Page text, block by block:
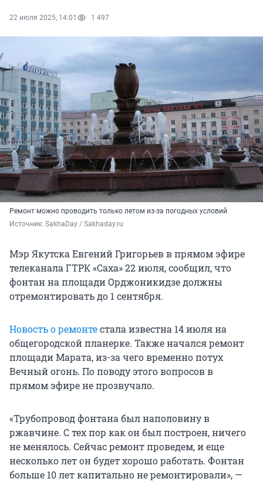
22 июля 2025, 14:01 1 497
Ремонт можно проводить только летом из-за погодных условий
Источник: SakhaDay / Sakhaday.ru
Мэр Якутска Евгений Григорьев в прямом эфире
телеканала ГТРК «Саха» 22 июля, сообщил, что
фонтан на площади Орджоникидзе должны
отремонтировать до 1 сентября.
Новость о ремонтестала известна 14 июля на
общегородской планерке. Также начался ремонт
площади Марата, из-за чего временно потух
Вечный огонь. По поводу этого вопросов в
прямом эфире не прозвучало.
«Трубопровод фонтана был наполовину в
ржавчине. С тех пор как он был построен, ничего
не менялось. Сейчас ремонт проведем, и еще
несколько лет он будет хорошо работать. Фонтан
больше 10 лет капитально не ремонтировали», —